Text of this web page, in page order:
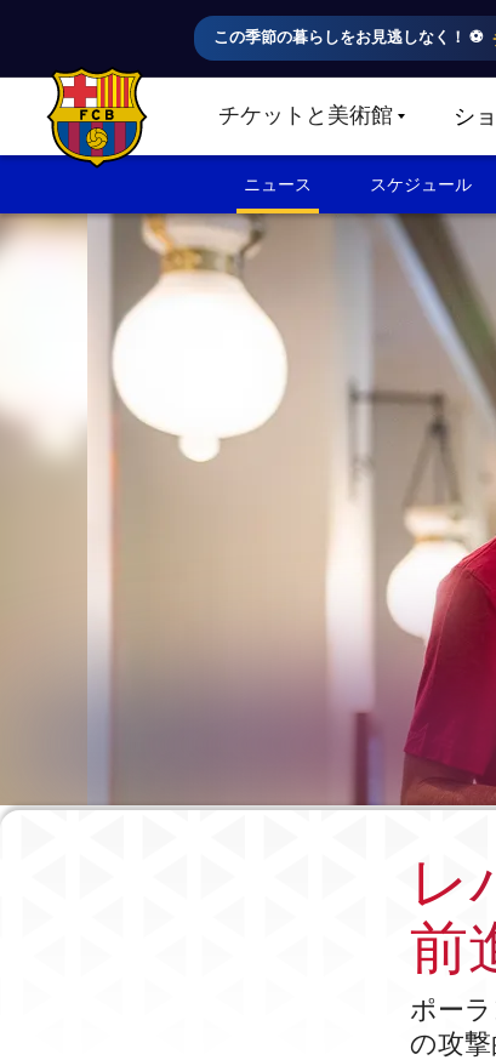
この季節の暮らしをお見逃しなく！ ⚽️
FC Barcelona club badge チケットと美術館LABEL.SHARE.CARETDOWN
シ
ニュース スケジュール
レ
前
ポー
の攻